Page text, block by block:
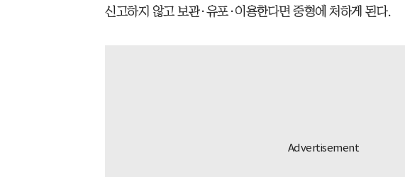
신고하지 않고 보관·유포·이용한다면 중형에 처하게 된다.